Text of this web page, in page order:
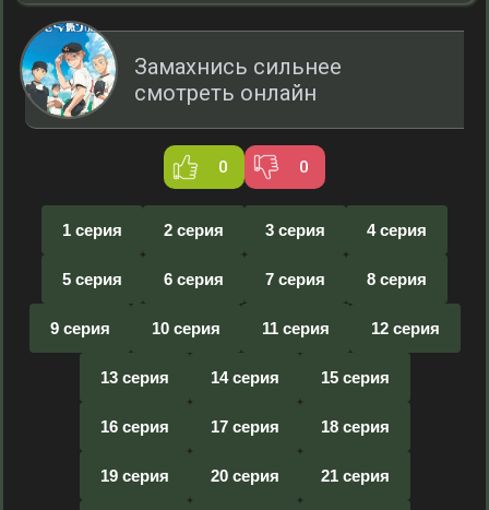
Замахнись сильнее
смотреть онлайн
0 0
1 серия 2 серия 3 серия 4 серия
5 серия 6 серия 7 серия 8 серия
9 серия 10 серия 11 серия 12 серия
13 серия 14 серия 15 серия
16 серия 17 серия 18 серия
19 серия 20 серия 21 серия